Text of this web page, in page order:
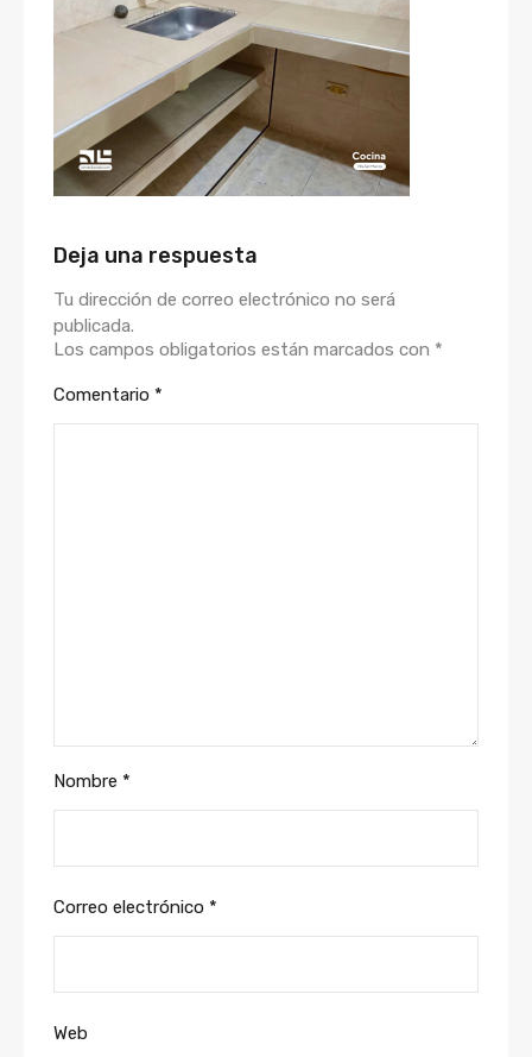
Deja una respuesta
Tu dirección de correo electrónico no será
publicada.
Los campos obligatorios están marcados con *
Comentario *
Nombre *
Correo electrónico *
Web